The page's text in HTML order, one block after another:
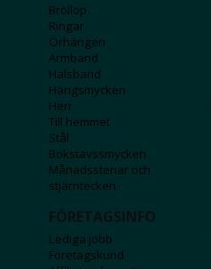
Bröllop
Ringar
Örhängen
Armband
Halsband
Hängsmycken
Herr
Till hemmet
Stål
Bokstavssmycken
Månadsstenar och
stjärntecken
FÖRETAGSINFO
Lediga jobb
Företagskund